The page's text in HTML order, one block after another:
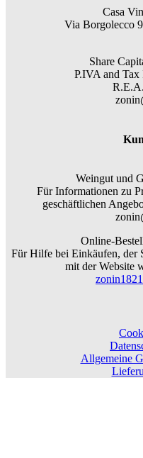
Casa
Via Borgolecco
Share
P.IVA and
Weingut und
Für Informationen zu
geschäftlichen
Online-
Für Hilfe bei Einkäufen, der
mit der Website
Allgemeine